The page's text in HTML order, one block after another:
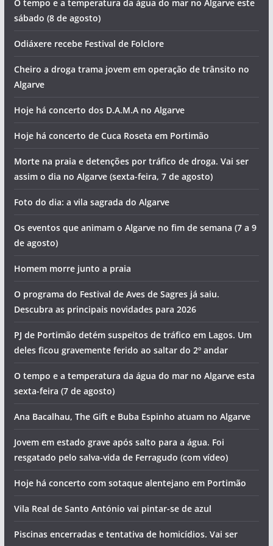
O tempo e a temperatura da água do mar no Algarve este
sábado (8 de agosto)
Odiáxere recebe Festival de Folclore
Cheiro a droga trama jovem em operação de trânsito no
Algarve
Hoje há concerto dos D.A.M.A no Algarve
Hoje há concerto de Cuca Roseta em Portimão
Morte na praia e detenções por tráfico de droga. Vai ser
assim o dia no Algarve (sexta-feira, 7 de agosto)
Foto do dia: a vila sagrada do Algarve
Os eventos que animam o Algarve no fim de semana (7 a 9
de agosto)
Homem morre junto a praia
O programa do Festival de Aves de Sagres já saiu.
Descubra as principais novidades para 2026
PJ de Portimão detém suspeitos de tráfico em Lagos. Um
deles ficou gravemente ferido ao saltar do 2º andar
O tempo e a temperatura da água do mar no Algarve esta
sexta-feira (7 de agosto)
Ana Bacalhau, The Gift e Buba Espinho atuam no Algarve
Jovem em estado grave após salto para a água. Foi
resgatado pelo salva-vida de Ferragudo (com vídeo)
Hoje há concerto com sotaque alentejano em Portimão
Vila Real de Santo António vai pintar-se de azul
Piscinas encerradas e tentativa de homicídios. Vai ser